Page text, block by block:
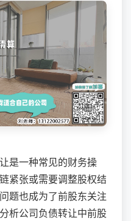
是一种常见的财务操
紧张或需要调整股权结
题也成为了前股东关注
析公司负债转让中前股